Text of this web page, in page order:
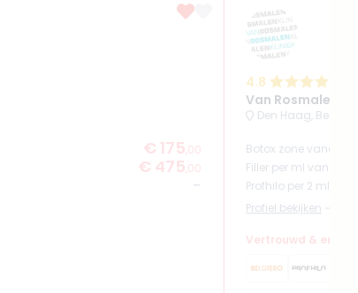
€ 175 ,00
€ 475 ,00
-
4.8
Van Rosmalen
Den Haag,
Botox zone vanaf
Filler per ml vanaf
Profhilo per 2 ml
Profiel bekijken
Vertrouwd &